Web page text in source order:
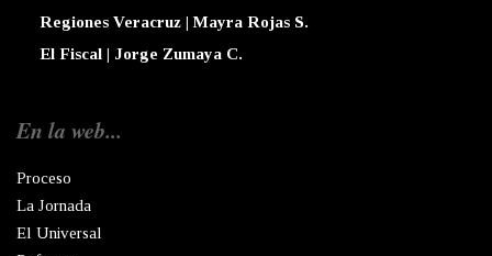
Regiones Veracruz | Mayra Rojas S.
El Fiscal | Jorge Zumaya C.
En la web...
Proceso
La Jornada
El Universal